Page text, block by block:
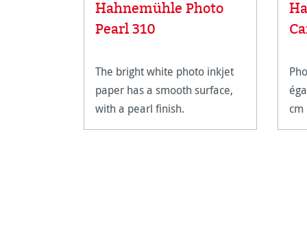
Hahnemühle Photo
Pearl 310
The bright white photo inkjet
paper has a smooth surface,
with a pearl finish.
cm